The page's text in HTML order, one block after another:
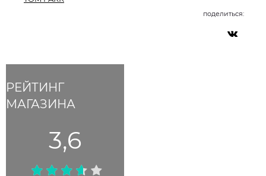
РЕЙТИНГ
МАГАЗИНА
3,6
поделиться: